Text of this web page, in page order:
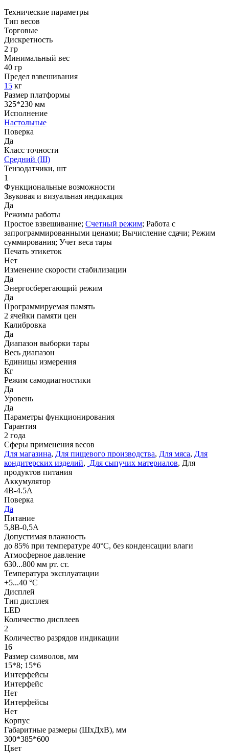
Технические параметры
Тип весов
Торговые
Дискретность
2 гр
Минимальный вес
40 гр
Предел взвешивания
15 кг
Размер платформы
325*230 мм
Исполнение
Настольные
Поверка
Да
Класс точности
Средний (III)
Тензодатчики, шт
1
Функциональные возможности
Звуковая и визуальная индикация
Да
Режимы работы
Простое взвешивание; Счетный режим; Работа с
запрограммированными ценами; Вычисление сдачи; Режим
суммирования; Учет веса тары
Печать этикеток
Нет
Изменение скорости стабилизации
Да
Энергосберегающий режим
Да
Программируемая память
2 ячейки памяти цен
Калибровка
Да
Диапазон выборки тары
Весь диапазон
Единицы измерения
Кг
Режим самодиагностики
Да
Уровень
Да
Параметры функционирования
Гарантия
2 года
Сферы применения весов
Для магазина, Для пищевого производства, Для мяса, Для
кондитерских изделий, Для сыпучих материалов, Для
продуктов питания
Аккумулятор
4В-4.5А
Поверка
Да
Питание
5,8В-0,5А
Допустимая влажность
до 85% при температуре 40°С, без конденсации влаги
Атмосферное давление
630...800 мм рт. ст.
Температура эксплуатации
+5...40 °С
Дисплей
Тип дисплея
LED
Количество дисплеев
2
Количество разрядов индикации
16
Размер символов, мм
15*8; 15*6
Интерфейсы
Интерфейс
Нет
Интерфейсы
Нет
Корпус
Габаритные размеры (ШхДхВ), мм
300*385*600
Цвет